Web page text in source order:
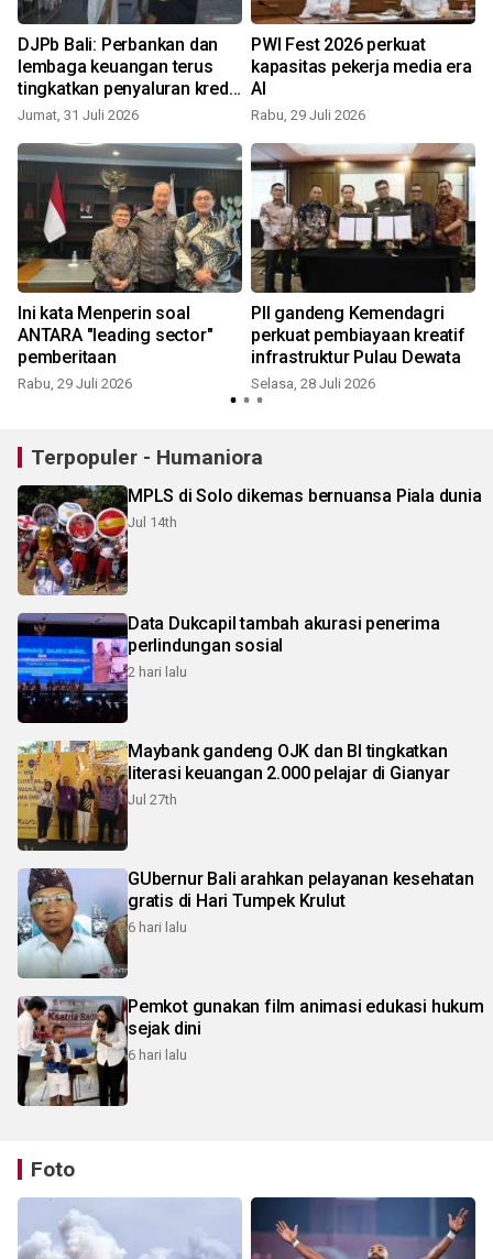
DJPb Bali: Perbankan dan
lembaga keuangan terus
tingkatkan penyaluran kredit
melalui KUR
Jumat, 31 Juli 2026
PWI Fest 2026 perkuat
kapasitas pekerja media era
AI
Rabu, 29 Juli 2026
Ini kata Menperin soal
ANTARA "leading sector"
pemberitaan
Rabu, 29 Juli 2026
PII gandeng Kemendagri
perkuat pembiayaan kreatif
infrastruktur Pulau Dewata
Selasa, 28 Juli 2026
Terpopuler - Humaniora
MPLS di Solo dikemas bernuansa Piala dunia
Jul 14th
Data Dukcapil tambah akurasi penerima
perlindungan sosial
2 hari lalu
Maybank gandeng OJK dan BI tingkatkan
literasi keuangan 2.000 pelajar di Gianyar
Jul 27th
GUbernur Bali arahkan pelayanan kesehatan
gratis di Hari Tumpek Krulut
6 hari lalu
Pemkot gunakan film animasi edukasi hukum
sejak dini
6 hari lalu
Foto